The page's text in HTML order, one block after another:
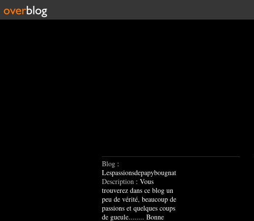
Blog :
Lespassionsdepapybougnat
Description : Vous
trouverez dans ce blog un
peu de vérité, beaucoup de
passions et quelques coups
de gueule........ Bonne